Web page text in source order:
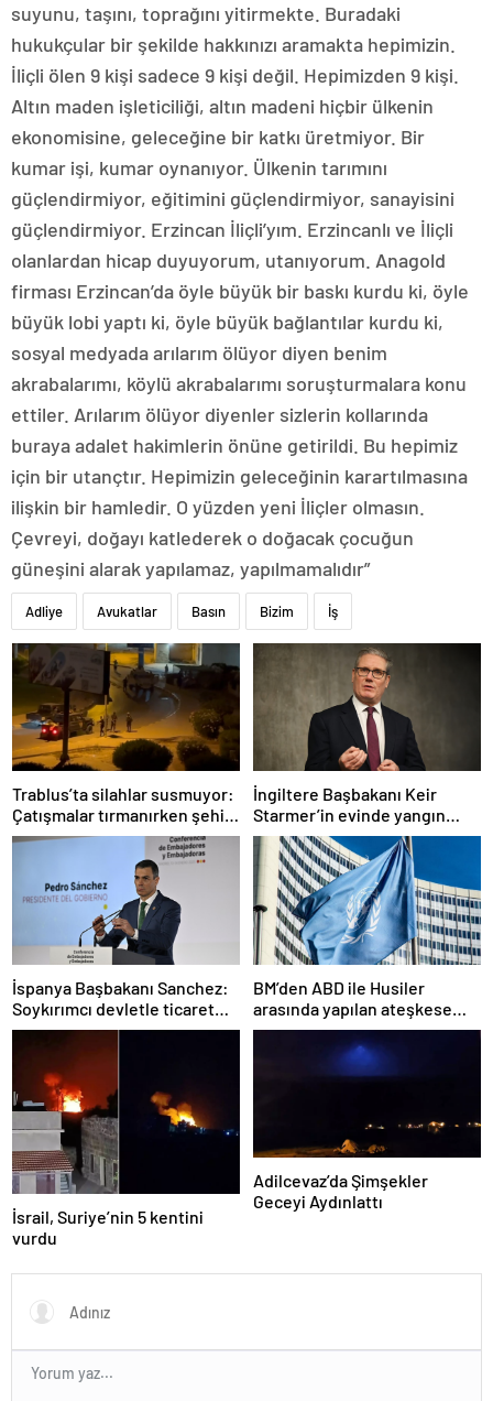
suyunu, taşını, toprağını yitirmekte. Buradaki
hukukçular bir şekilde hakkınızı aramakta hepimizin.
İliçli ölen 9 kişi sadece 9 kişi değil. Hepimizden 9 kişi.
Altın maden işleticiliği, altın madeni hiçbir ülkenin
ekonomisine, geleceğine bir katkı üretmiyor. Bir
kumar işi, kumar oynanıyor. Ülkenin tarımını
güçlendirmiyor, eğitimini güçlendirmiyor, sanayisini
güçlendirmiyor. Erzincan İliçli’yım. Erzincanlı ve İliçli
olanlardan hicap duyuyorum, utanıyorum. Anagold
firması Erzincan’da öyle büyük bir baskı kurdu ki, öyle
büyük lobi yaptı ki, öyle büyük bağlantılar kurdu ki,
sosyal medyada arılarım ölüyor diyen benim
akrabalarımı, köylü akrabalarımı soruşturmalara konu
ettiler. Arılarım ölüyor diyenler sizlerin kollarında
buraya adalet hakimlerin önüne getirildi. Bu hepimiz
için bir utançtır. Hepimizin geleceğinin karartılmasına
ilişkin bir hamledir. O yüzden yeni İliçler olmasın.
Çevreyi, doğayı katlederek o doğacak çocuğun
güneşini alarak yapılamaz, yapılmamalıdır”
Adliye Avukatlar Basın Bizim İş
Trablus’ta silahlar susmuyor:
Çatışmalar tırmanırken şehir
alarmda
İngiltere Başbakanı Keir
Starmer’in evinde yangın
çıktı
İspanya Başbakanı Sanchez:
Soykırımcı devletle ticaret
yapmayız
BM’den ABD ile Husiler
arasında yapılan ateşkese
ilişkin değerlendirme
İsrail, Suriye’nin 5 kentini
vurdu
Adilcevaz’da Şimşekler
Geceyi Aydınlattı